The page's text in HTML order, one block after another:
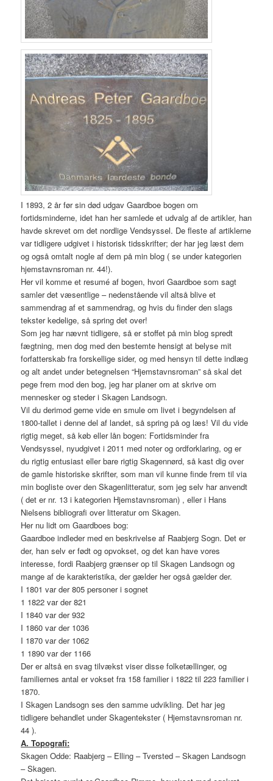
I 1893, 2 år før sin død udgav Gaardboe bogen om
fortidsminderne, idet han her samlede et udvalg af de artikler, han
havde skrevet om det nordlige Vendsyssel. De fleste af artiklerne
var tidligere udgivet i historisk tidsskrifter; der har jeg læst dem
og også omtalt nogle af dem på min blog ( se under kategorien
hjemstavnsroman nr. 44!).
Her vil komme et resumé af bogen, hvori Gaardboe som sagt
samler det væsentlige – nedenstående vil altså blive et
sammendrag af et sammendrag, og hvis du finder den slags
tekster kedelige, så spring det over!
Som jeg har nævnt tidligere, så er stoffet på min blog spredt
fægtning, men dog med den bestemte hensigt at belyse mit
forfatterskab fra forskellige sider, og med hensyn til dette indlæg
og alt andet under betegnelsen “Hjemstavnsroman” så skal det
pege frem mod den bog, jeg har planer om at skrive om
mennesker og steder i Skagen Landsogn.
Vil du derimod gerne vide en smule om livet i begyndelsen af
1800-tallet i denne del af landet, så spring på og læs! Vil du vide
rigtig meget, så køb eller lån bogen: Fortidsminder fra
Vendsyssel, nyudgivet i 2011 med noter og ordforklaring, og er
du rigtig entusiast eller bare rigtig Skagennørd, så kast dig over
de gamle historiske skrifter, som man vil kunne finde frem til via
min bogliste over den Skagenlitteratur, som jeg selv har anvendt
( det er nr. 13 i kategorien Hjemstavnsroman) , eller i Hans
Nielsens bibliografi over litteratur om Skagen.
Her nu lidt om Gaardboes bog:
Gaardboe indleder med en beskrivelse af Raabjerg Sogn. Det er
der, han selv er født og opvokset, og det kan have vores
interesse, fordi Raabjerg grænser op til Skagen Landsogn og
mange af de karakteristika, der gælder her også gælder der.
I 1801 var der 805 personer i sognet
1 1822 var der 821
I 1840 var der 932
I 1860 var der 1036
I 1870 var der 1062
1 1890 var der 1166
Der er altså en svag tilvækst viser disse folketællinger, og
familiernes antal er vokset fra 158 familier i 1822 til 223 familier i
1870.
I Skagen Landsogn ses den samme udvikling. Det har jeg
tidligere behandlet under Skagentekster ( Hjemstavnsroman nr.
44 ).
A. Topografi:
Skagen Odde: Raabjerg – Elling – Tversted – Skagen Landsogn
– Skagen.